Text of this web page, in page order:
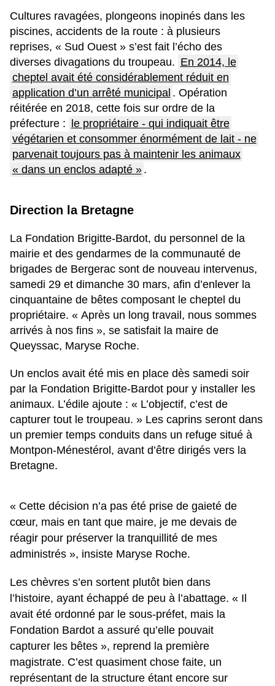
Cultures ravagées, plongeons inopinés dans les
piscines, accidents de la route : à plusieurs
reprises, « Sud Ouest » s’est fait l’écho des
diverses divagations du troupeau. En 2014, le
cheptel avait été considérablement réduit en
application d’un arrêté municipal . Opération
réitérée en 2018, cette fois sur ordre de la
préfecture :
le propriétaire - qui indiquait être
végétarien et consommer énormément de lait - ne
parvenait toujours pas à maintenir les animaux
« dans un enclos adapté » .
Direction la Bretagne
La Fondation Brigitte-Bardot, du personnel de la
mairie et des gendarmes de la communauté de
brigades de Bergerac sont de nouveau intervenus,
samedi 29 et dimanche 30 mars, afin d’enlever la
cinquantaine de bêtes composant le cheptel du
propriétaire. « Après un long travail, nous sommes
arrivés à nos fins », se satisfait la maire de
Queyssac, Maryse Roche.
Un enclos avait été mis en place dès samedi soir
par la Fondation Brigitte-Bardot pour y installer les
animaux. L’édile ajoute : « L’objectif, c’est de
capturer tout le troupeau. » Les caprins seront dans
un premier temps conduits dans un refuge situé à
Montpon-Ménestérol, avant d’être dirigés vers la
Bretagne.
« Cette décision n’a pas été prise de gaieté de
cœur, mais en tant que maire, je me devais de
réagir pour préserver la tranquillité de mes
administrés », insiste Maryse Roche.
Les chèvres s’en sortent plutôt bien dans
l’histoire, ayant échappé de peu à l’abattage. « Il
avait été ordonné par le sous-préfet, mais la
Fondation Bardot a assuré qu’elle pouvait
capturer les bêtes », reprend la première
magistrate. C’est quasiment chose faite, un
représentant de la structure étant encore sur